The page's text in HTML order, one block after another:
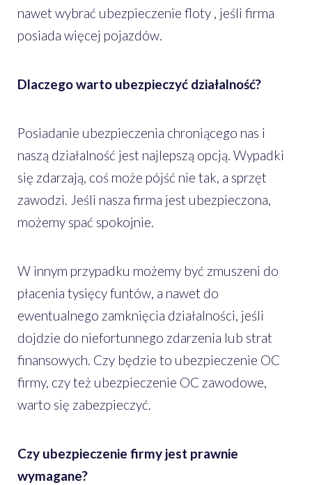
nawet wybrać ubezpieczenie floty , jeśli firma
posiada więcej pojazdów.
Dlaczego warto ubezpieczyć działalność?
Posiadanie ubezpieczenia chroniącego nas i
naszą działalność jest najlepszą opcją. Wypadki
się zdarzają, coś może pójść nie tak, a sprzęt
zawodzi. Jeśli nasza firma jest ubezpieczona,
możemy spać spokojnie.
W innym przypadku możemy być zmuszeni do
płacenia tysięcy funtów, a nawet do
ewentualnego zamknięcia działalności, jeśli
dojdzie do niefortunnego zdarzenia lub strat
finansowych. Czy będzie to ubezpieczenie OC
firmy, czy też ubezpieczenie OC zawodowe,
warto się zabezpieczyć.
Czy ubezpieczenie firmy jest prawnie
wymagane?